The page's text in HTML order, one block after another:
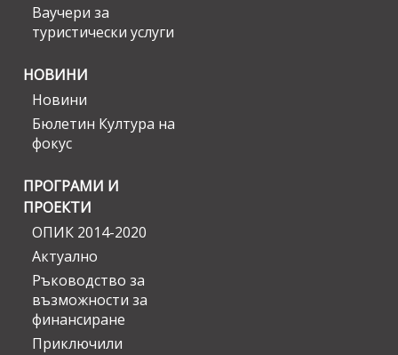
Ваучери за
туристически услуги
НОВИНИ
Новини
Бюлетин Култура на
фокус
ПРОГРАМИ И
ПРОЕКТИ
ОПИК 2014-2020
Актуално
Ръководство за
възможности за
финансиране
Приключили